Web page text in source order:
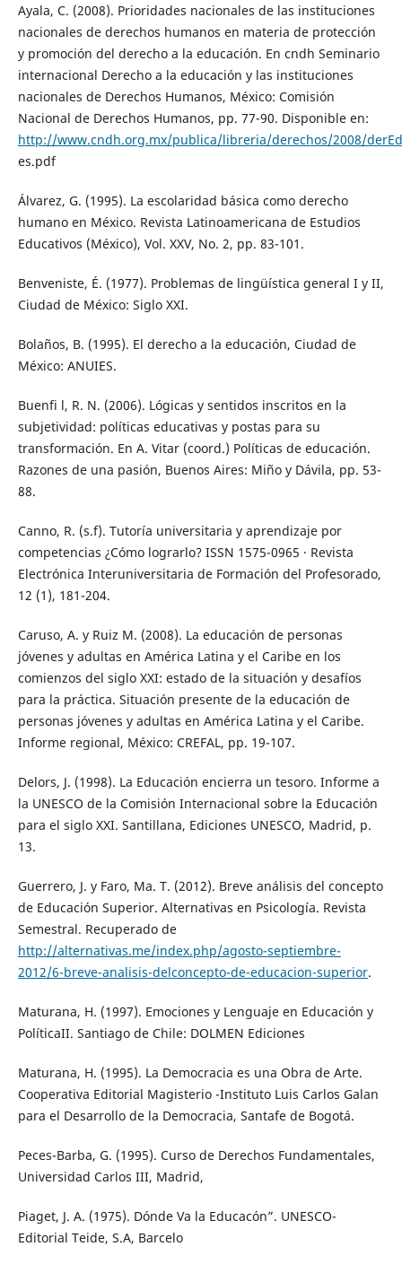
Ayala, C. (2008). Prioridades nacionales de las instituciones
nacionales de derechos humanos en materia de protección
y promoción del derecho a la educación. En cndh Seminario
internacional Derecho a la educación y las instituciones
nacionales de Derechos Humanos, México: Comisión
Nacional de Derechos Humanos, pp. 77-90. Disponible en:
http://www.cndh.org.mx/publica/libreria/derechos/2008/
es.pdf
Álvarez, G. (1995). La escolaridad básica como derecho
humano en México. Revista Latinoamericana de Estudios
Educativos (México), Vol. XXV, No. 2, pp. 83-101.
Benveniste, É. (1977). Problemas de lingüística general I y II,
Ciudad de México: Siglo XXI.
Bolaños, B. (1995). El derecho a la educación, Ciudad de
México: ANUIES.
Buenfi l, R. N. (2006). Lógicas y sentidos inscritos en la
subjetividad: políticas educativas y postas para su
transformación. En A. Vitar (coord.) Políticas de educación.
Razones de una pasión, Buenos Aires: Miño y Dávila, pp. 53-
88.
Canno, R. (s.f). Tutoría universitaria y aprendizaje por
competencias ¿Cómo lograrlo? ISSN 1575-0965 · Revista
Electrónica Interuniversitaria de Formación del Profesorado,
12 (1), 181-204.
Caruso, A. y Ruiz M. (2008). La educación de personas
jóvenes y adultas en América Latina y el Caribe en los
comienzos del siglo XXI: estado de la situación y desafíos
para la práctica. Situación presente de la educación de
personas jóvenes y adultas en América Latina y el Caribe.
Informe regional, México: CREFAL, pp. 19-107.
Delors, J. (1998). La Educación encierra un tesoro. Informe a
la UNESCO de la Comisión Internacional sobre la Educación
para el siglo XXI. Santillana, Ediciones UNESCO, Madrid, p.
13.
Guerrero, J. y Faro, Ma. T. (2012). Breve análisis del concepto
de Educación Superior. Alternativas en Psicología. Revista
Semestral. Recuperado de
http://alternativas.me/index.php/agosto-septiembre-
2012/6-breve-analisis-delconcepto-de-educacion-superior.
Maturana, H. (1997). Emociones y Lenguaje en Educación y
PolíticaII. Santiago de Chile: DOLMEN Ediciones
Maturana, H. (1995). La Democracia es una Obra de Arte.
Cooperativa Editorial Magisterio -Instituto Luis Carlos Galan
para el Desarrollo de la Democracia, Santafe de Bogotá.
Peces-Barba, G. (1995). Curso de Derechos Fundamentales,
Universidad Carlos III, Madrid,
Piaget, J. A. (1975). Dónde Va la Educacón”. UNESCO-
Editorial Teide, S.A, Barcelo